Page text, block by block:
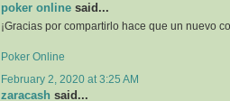
poker online said...
¡Gracias por compartirlo hace que un nuevo
Poker Online
February 2, 2020 at 3:25 AM
zaracash said...